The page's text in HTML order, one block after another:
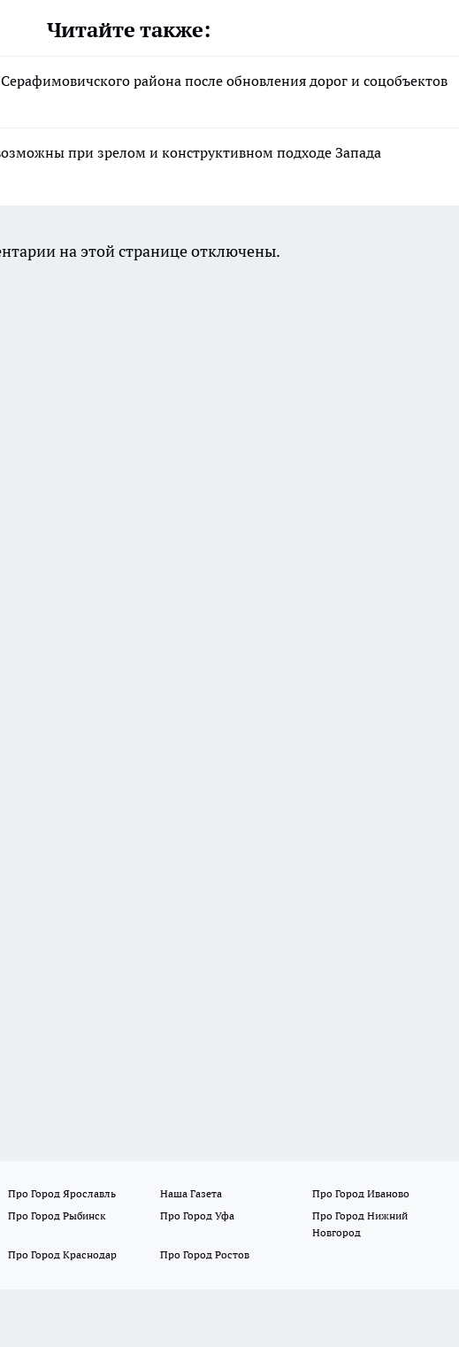
Читайте также:
района после обновления дорог и соцобъектов
при зрелом и конструктивном подходе Запада
на этой странице отключены.
Про Город Ярославль Наша Газета
Про Город Иваново
Про Город Рыбинск Про Город Уфа
Про Город Нижний
Новгород
Про Город Краснодар Про Город Ростов